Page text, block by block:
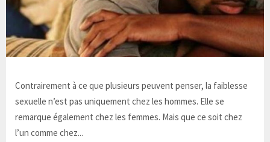
Contrairement à ce que plusieurs peuvent penser, la faiblesse
sexuelle n’est pas uniquement chez les hommes. Elle se
remarque également chez les femmes. Mais que ce soit chez
l’un comme chez...